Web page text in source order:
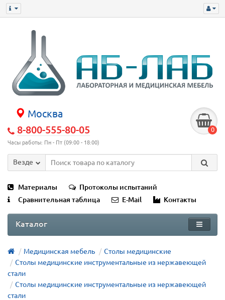
Москва
8-800-555-80-05
Часы работы: Пн - Пт (09:00 - 18:00)
0
Везде
Материалы
Протоколы испытаний
Сравнительная таблица
E-Mail Контакты
Каталог
Медицинская мебель
Столы медицинские
Столы медицинские инструментальные из нержавеющей
стали
Столы медицинские инструментальные из нержавеющей
стали